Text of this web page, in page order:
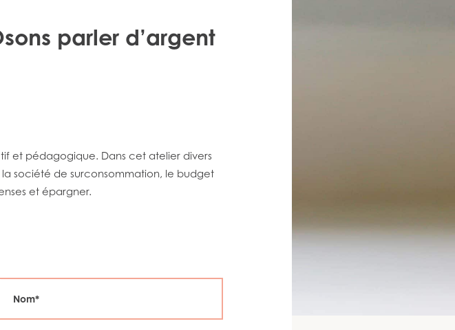
parler d’argent
et pédagogique. Dans cet atelier divers
société de surconsommation, le budget
et épargner.